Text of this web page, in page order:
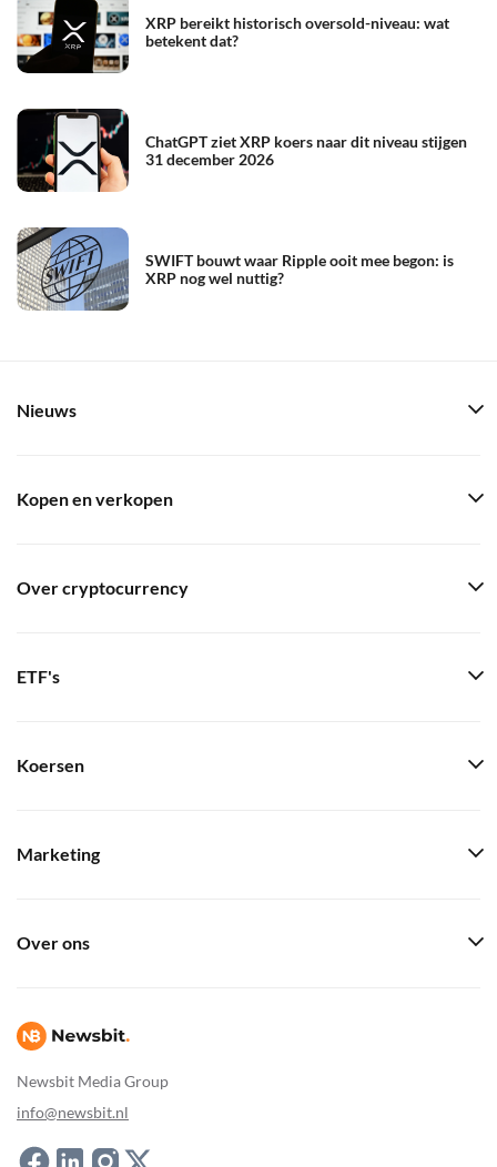
XRP bereikt historisch oversold-niveau: wat
betekent dat?
ChatGPT ziet XRP koers naar dit niveau stijgen
31 december 2026
SWIFT bouwt waar Ripple ooit mee begon: is
XRP nog wel nuttig?
Newsbit Media Group
info@newsbit.nl
Nieuws
Kopen en verkopen
Over cryptocurrency
ETF's
Koersen
Marketing
Over ons